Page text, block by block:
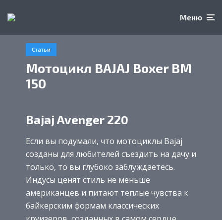
Меню
Статьи
Мотоцикл BAJAJ Boxer BM
150
Bajaj Avenger 220
Если вы подумали, что мотоциклы Bajaj
созданы для любителей съездить на дачу и
только, то вы глубоко заблуждаетесь.
Индусы ценят стиль не меньше
американцев и питают теплые чувства к
байкерским формам классических